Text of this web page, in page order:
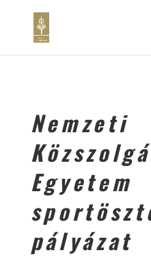
Nemzeti
Egyetem
pályázat